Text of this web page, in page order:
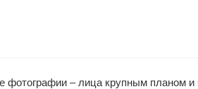
фотографии – лица крупным планом и